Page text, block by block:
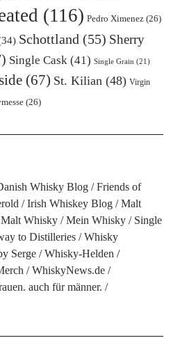
(116) Pedro Ximenez(26)
Schottland (55) Sherry
Single Cask(41) Single Grain (21)
(67) St. Kilian(48) Virgin
(26)
Whisky Blog
Friends of
Irish Whiskey Blog
Malt
Malt Whisky Mein Whisky
Single
to Distilleries
Whisky
Serge
Whisky-Helden
WhiskyNews.de
auch für männer.